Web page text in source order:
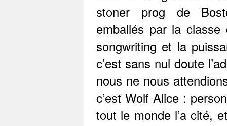
stoner prog de
emballés par la classe
songwriting et la
c’est sans nul doute
nous ne nous
c’est Wolf Alice :
tout le monde l’a cité,